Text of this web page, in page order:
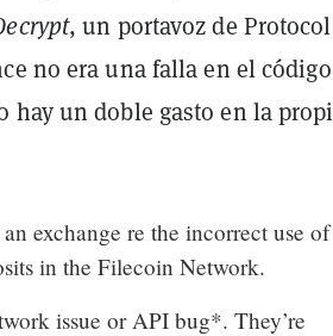
, un portavoz de Protocol
no era una falla en el
hay un doble gasto en la
exchange re the incorrect use
in the Filecoin Network.
issue or API bug*. They’re